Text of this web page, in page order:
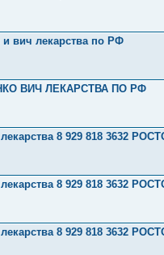
вич лекарства по РФ
ВИЧ ЛЕКАРСТВА ПО РФ
лекарства 8 929 818 3632
лекарства 8 929 818 3632
лекарства 8 929 818 3632